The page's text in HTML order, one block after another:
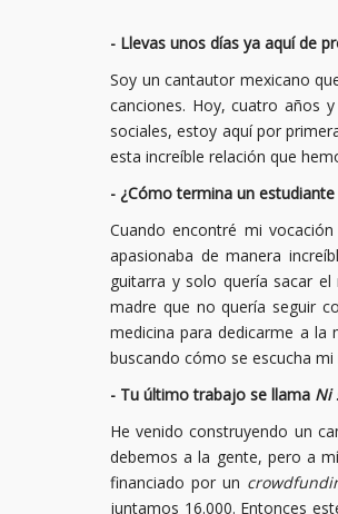
- Llevas unos días ya aquí de
Soy un cantautor mexicano
canciones. Hoy, cuatro años
sociales, estoy aquí por
esta increíble relación que
- ¿Cómo termina un
Cuando encontré mi
apasionaba de manera
guitarra y solo quería sacar
madre que no quería seguir
medicina para dedicarme a
buscando cómo se escucha mi
- Tu último trabajo se llama Ni
He venido construyendo un
debemos a la gente, pero a
financiado por un
juntamos 16.000. Entonces